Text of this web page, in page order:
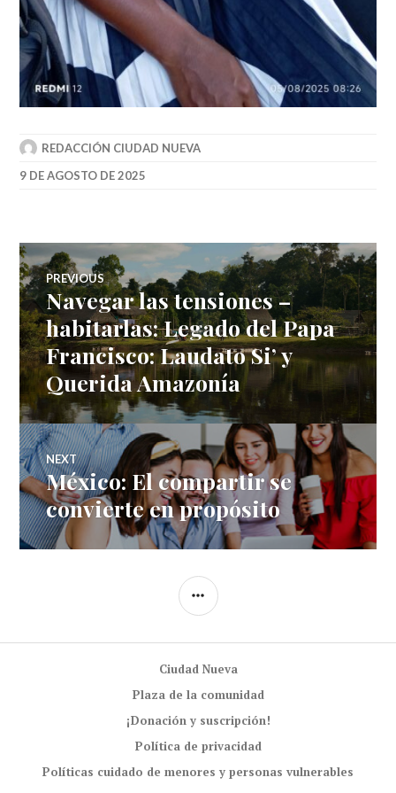
REDACCIÓN CIUDAD NUEVA
9 DE AGOSTO DE 2025
Navegación
de
entradas
PREVIOUS
Previous
post:
Navegar las tensiones –
habitarlas: Legado del Papa
Francisco: Laudato Si’ y
Querida Amazonía
NEXT
Next
post:
México: El compartir se
convierte en propósito
SIDEBAR
Ciudad Nueva
Plaza de la comunidad
¡Donación y suscripción!
Política de privacidad
Políticas cuidado de menores y personas vulnerables